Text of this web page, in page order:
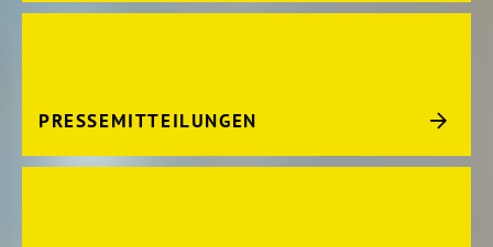
PRESSEMITTEILUNGEN